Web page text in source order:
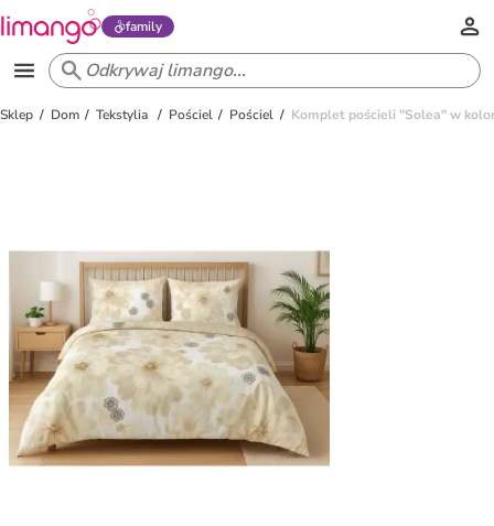
family
Sklep Dom Tekstylia Pościel Pościel Komplet pościeli "Solea" w